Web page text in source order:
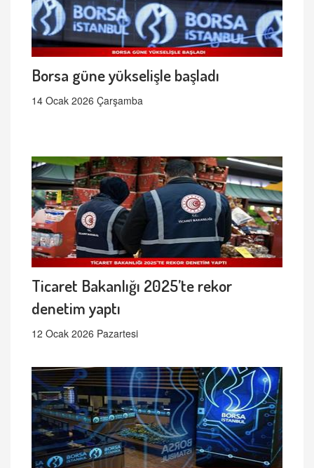
Borsa güne yükselişle başladı
14 Ocak 2026 Çarşamba
Ticaret Bakanlığı 2025’te rekor
denetim yaptı
12 Ocak 2026 Pazartesi